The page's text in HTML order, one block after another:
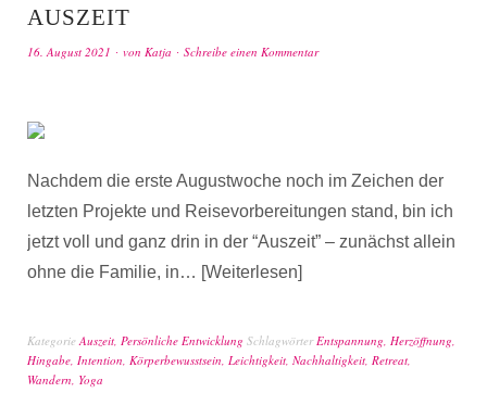
AUSZEIT
16. August 2021 von Katja Schreibe einen Kommentar
Nachdem die erste Augustwoche noch im Zeichen der
letzten Projekte und Reisevorbereitungen stand, bin ich
jetzt voll und ganz drin in der “Auszeit” – zunächst allein
ohne die Familie, in… Weiterlesen
KategorieAuszeit, Persönliche Entwicklung SchlagwörterEntspannung, Herzöffnung,
Hingabe, Intention, Körperbewusstsein, Leichtigkeit, Nachhaltigkeit, Retreat,
Wandern, Yoga